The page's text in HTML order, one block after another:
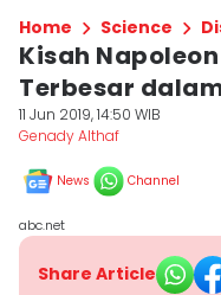
Home Science
Kisah
Terbesar
11 Jun 2019, 14:50 WIB
Genady Althaf
News Channel
abc.net
Share Article